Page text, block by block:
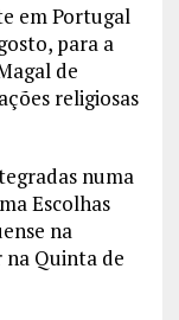
em Portugal
para a
de
religiosas
numa
Escolhas
na
na Quinta de